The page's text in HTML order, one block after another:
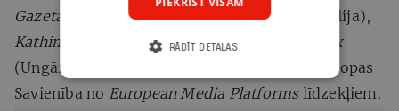
Gazeta Wyborcza(Polija),Internazionale
(Itālija),
Kathimerini
(Grieķija),Le Soir(Beļģija),
Telex
(Ungārija) un
(Latvija). Projektu finansē Eiropas
Savienība no European Media Platformslīdzekļiem.
RĀDĪT DETAĻAS